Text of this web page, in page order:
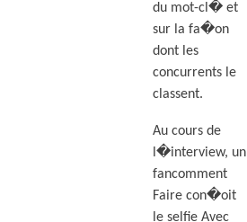
du mot-cl� et
sur la fa�on
dont les
concurrents le
classent.
Au cours de
l�interview, un
fancomment
Faire con�oit
le selfie Avec